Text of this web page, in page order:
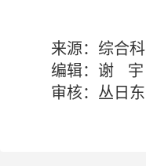
来源：综合科
编辑：谢 宇
审核：丛日东